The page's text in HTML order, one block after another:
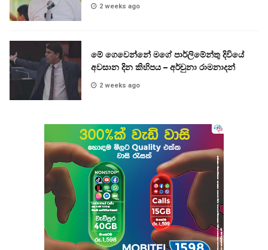
2 weeks ago
මේ ගෙවෙන්නේ මගේ පාර්ලිමේන්තු දිවියේ
අවසාන දින කිහිපය – අර්චුනා රාමනාදන්
2 weeks ago